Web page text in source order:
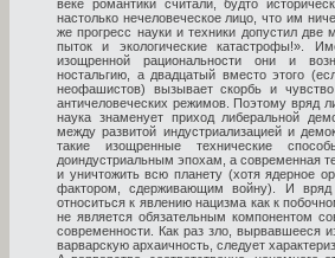
веке романтики считали, будто
настолько нечеловеческое лицо, что им
же прогресс науки и техники допустил
пыток и экологические катастрофы!».
изощренной рациональности они и
ностальгию, а двадцатый вместо этого
неофашистов) вызывает скорбь и
античеловеческих режимов. Поэтому вряд
наука знаменует приход либеральной
между развитой индустриализацией и
такие изощренные технические
доиндустриальным эпохам, а современная
и уничтожить всю планету (хотя ядерное
фактором, сдерживающим войну). И
относиться к явлению нацизма как к
не является обязательным компонентом
современности. Как раз зло, вырвавшееся
варварскую архаичность, следует